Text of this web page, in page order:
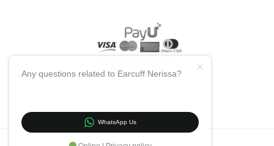
Any questions related to Earcuff Nerissa?
WhatsApp Us